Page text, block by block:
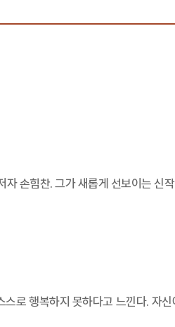
손힘찬. 그가 새롭게 선보이는 신
로 행복하지 못하다고 느낀다. 자